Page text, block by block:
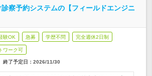
察予約システムの【フィールドエンジニ
験OK 急募 学歴不問 完全週休2日制
ワーク可
終了予定日： 2026/11/30